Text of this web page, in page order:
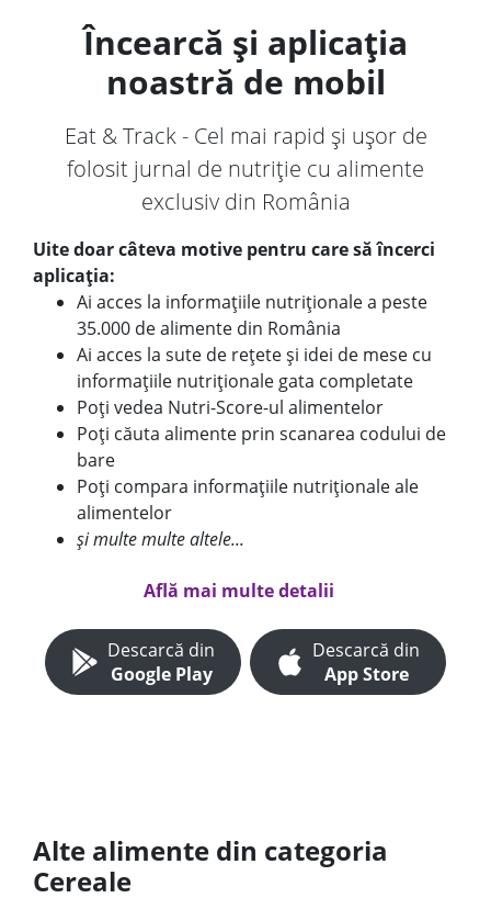
Încearcă și aplicația
noastră de mobil
Eat & Track - Cel mai rapid și ușor de
folosit jurnal de nutriție cu alimente
exclusiv din România
Uite doar câteva motive pentru care să încerci
aplicația:
Ai acces la informațiile nutriționale a peste
35.000 de alimente din România
Ai acces la sute de rețete și idei de mese cu
informațiile nutriționale gata completate
Poți vedea Nutri-Score-ul alimentelor
Poți căuta alimente prin scanarea codului de
bare
Poți compara informațiile nutriționale ale
alimentelor
și multe multe altele...
Află mai multe detalii
Descarcă din
Google Play
Descarcă din
App Store
Alte alimente din categoria
Cereale